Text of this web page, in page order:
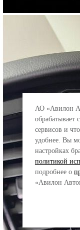
АО «Авилон
обрабатывает
сервисов и
удобнее. Вы
настройках
политикой
подробнее о
«Авилон